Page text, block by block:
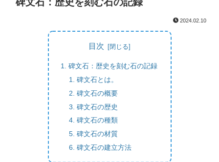
碑文石：歴史を刻む石の記録
2024.02.10
目次
碑文石：歴史を刻む石の記録
碑文石とは。
碑文石の概要
碑文石の歴史
碑文石の種類
碑文石の材質
碑文石の建立方法